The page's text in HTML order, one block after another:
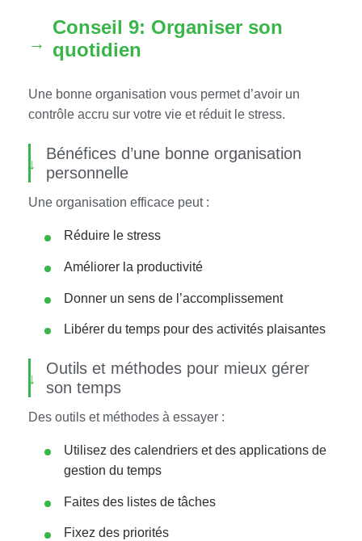
Conseil 9: Organiser son
quotidien
Une bonne organisation vous permet d’avoir un
contrôle accru sur votre vie et réduit le stress.
Bénéfices d’une bonne organisation
personnelle
Une organisation efficace peut :
Réduire le stress
Améliorer la productivité
Donner un sens de l’accomplissement
Libérer du temps pour des activités plaisantes
Outils et méthodes pour mieux gérer
son temps
Des outils et méthodes à essayer :
Utilisez des calendriers et des applications de
gestion du temps
Faites des listes de tâches
Fixez des priorités